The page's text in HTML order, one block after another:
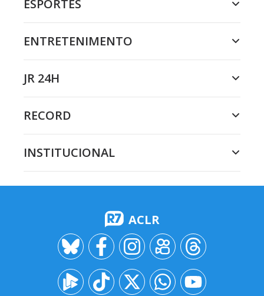
ESPORTES
ENTRETENIMENTO
JR 24H
RECORD
INSTITUCIONAL
ACLR